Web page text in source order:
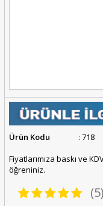
Ürün Kodu
: 718
Fiyatlarımıza baskı ve
öğreniniz.
(5)